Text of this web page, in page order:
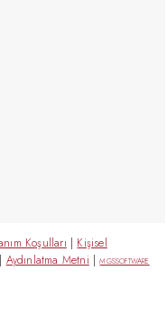
Koşulları | Kişisel
| Aydınlatma Metni |MGSSOFTWARE